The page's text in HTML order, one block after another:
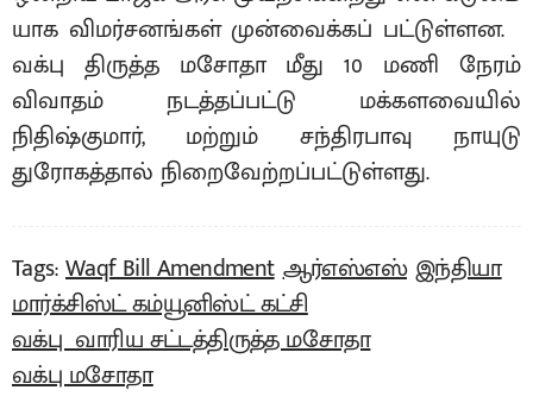
யாக விமர்சனங்கள் முன்வைக்கப் பட்டுள்ளன.
வக்பு திருத்த மசோதா மீது 10 மணி நேரம்
விவாதம் நடத்தப்பட்டு மக்களவையில்
நிதிஷ்குமார், மற்றும் சந்திரபாவு நாயுடு
துரோகத்தால் நிறைவேற்றப்பட்டுள்ளது.
Tags: Waqf Bill Amendment ஆர்எஸ்எஸ் இந்தியா
மார்க்சிஸ்ட் கம்யூனிஸ்ட் கட்சி
வக்பு வாரிய சட்டத்திருத்த மசோதா
வக்பு மசோதா